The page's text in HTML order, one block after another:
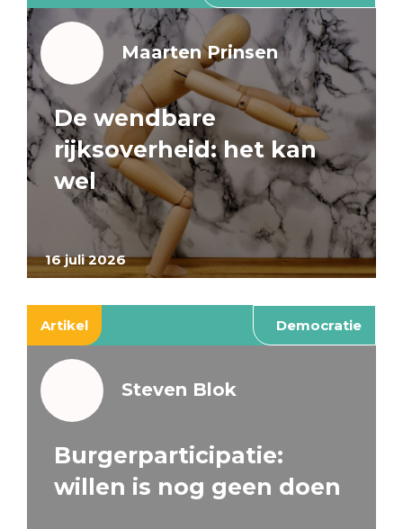
16 juli 2026
Maarten Prinsen
De wendbare
rijksoverheid: het kan
wel
Artikel Democratie
Steven Blok
Burgerparticipatie:
willen is nog geen doen